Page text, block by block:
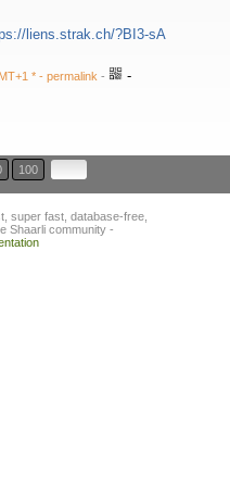
liens.strak.ch/?BI3-sA
* - permalink - -
100
super fast, database-free,
Shaarli community -